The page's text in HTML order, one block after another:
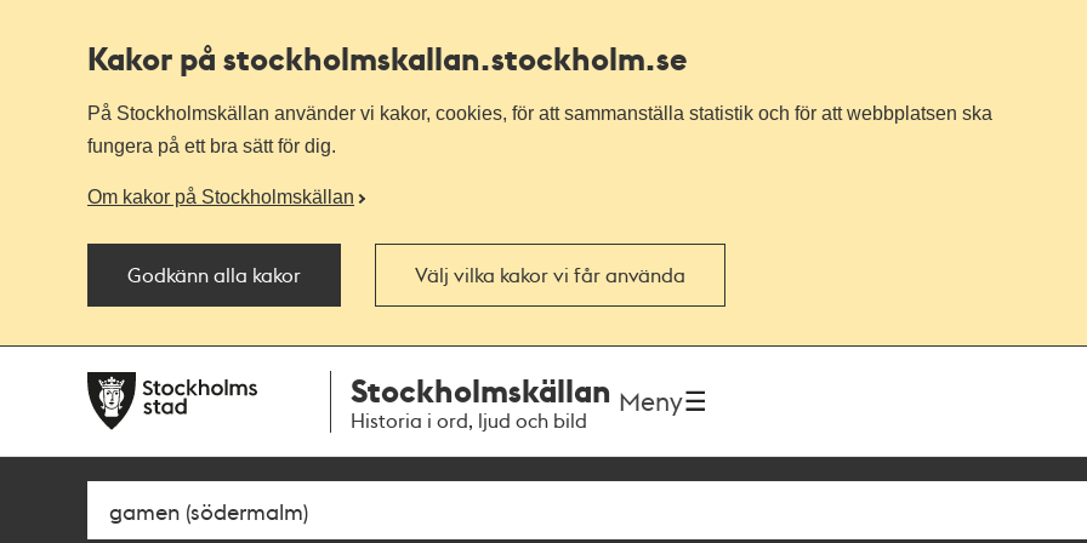
Kakor på stockholmskallan.stockholm.se
På Stockholmskällan använder vi kakor, cookies, för att sammanställa statistik och för att webbplatsen ska
fungera på ett bra sätt för dig.
Om kakor på Stockholmskällan
Godkänn alla kakor Välj vilka kakor vi får använda
navigationen
huvudinnehållet
Stockholmskällan
Historia i ord, ljud och bild
Meny
Sök